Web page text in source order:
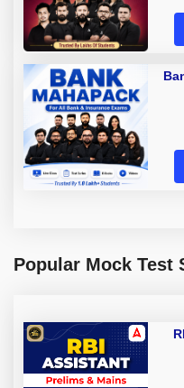
Popular Mock Test